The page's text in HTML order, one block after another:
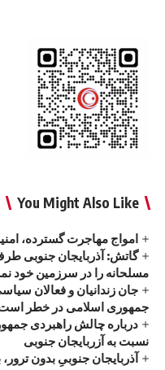
You Might Also Like
امواج‌ مهاجرت گسترده،
گاتش: آذربایجان جنوبی
مسلحانه را در سرزمین خود
جان زندانیان و فعالان
جمهوری اسلامی در خطر
درباره چالش راهبردی
نسبت به آزربایجان جنوبی
آذربایجان جنوبیِ بدون